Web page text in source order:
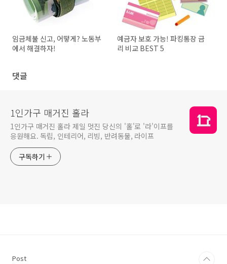
임금체불 신고, 어떻게? 노동부
에서 해결하자!
예금자 보호 가능! 파킹통장 금
리 비교 BEST 5
댓글
1인가구 매거진 홀라
1인가구 매거진 홀라 제일 멋진 당신의 '홀'로 '라'이프를
응원해요. 독립, 인테리어, 리빙, 반려동물, 라이프
구독하기
Post